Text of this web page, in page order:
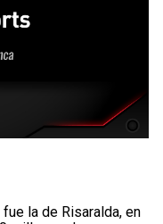
la de Risaralda, en